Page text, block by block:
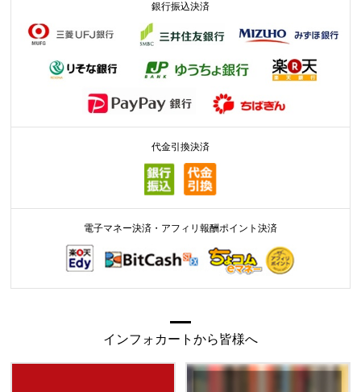
銀行振込決済
代金引換決済
電子マネー決済・アフィリ報酬ポイント決済
インフォカートから皆様へ